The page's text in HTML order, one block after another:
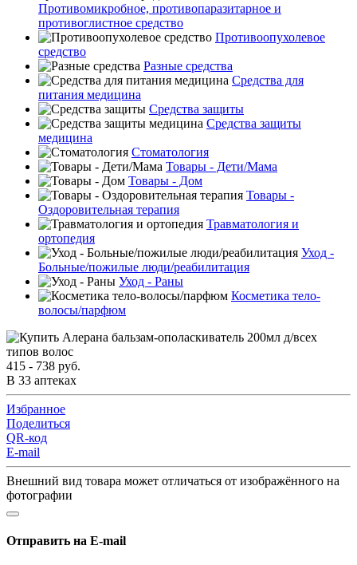
Противомикробное, противопаразитарное и
противоглистное средство
Противоопухолевое
средство
Разные средства
Средства для
питания медицина
Средства защиты
Средства защиты
медицина
Стоматология
Товары - Дети/Мама
Товары - Дом
Товары -
Оздоровительная терапия
Травматология и
ортопедия
Уход -
Больные/пожилые люди/реабилитация
Уход - Раны
Косметика тело-
волосы/парфюм
415 - 738 руб.
В 33 аптеках
Избранное
Поделиться
QR-код
E-mail
Внешний вид товара может отличаться от изображённого на
фотографии
Отправить на E-mail